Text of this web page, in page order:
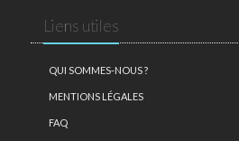
Liens utiles
QUI SOMMES-NOUS ?
MENTIONS LÉGALES
FAQ